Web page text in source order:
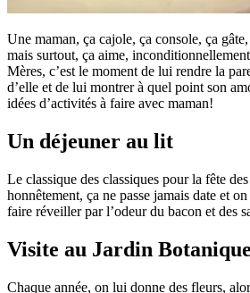
Une maman, ça cajole, ça console, ça
mais surtout, ça aime,
Mères, c’est le moment de lui rendre la
d’elle et de lui montrer à quel point son
idées d’activités à faire avec maman!
Un déjeuner au lit
Le classique des classiques pour la fête
honnêtement, ça ne passe jamais date et
faire réveiller par l’odeur du bacon et des
Visite au Jardin Botanique
Chaque année, on lui donne des fleurs,